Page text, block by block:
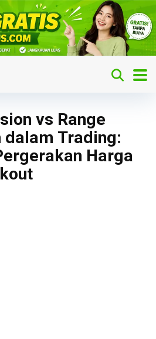
vs Range
Trading:
Harga